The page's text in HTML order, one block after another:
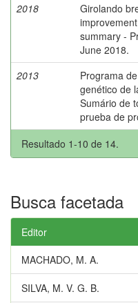
2018
Girolando
summary -
June 2018.
2013
Programa
genético de
Sumário de
prueba de
Resultado 1-10 de 14.
Busca facetada
Editor
MACHADO, M. A.
SILVA, M. V. G. B.